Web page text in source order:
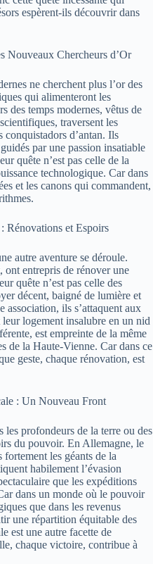
espèrent-ils découvrir dans
Nouveaux Chercheurs d’Or
ne cherchent plus l’or des
qui alimenteront les
des temps modernes, vêtus de
traversent les
conquistadors d’antan. Ils
par une passion insatiable
quête n’est pas celle de la
technologique. Car dans
et les canons qui commandent,
Rénovations et Espoirs
autre aventure se déroule.
ont entrepris de rénover une
quête n’est pas celle des
décent, baigné de lumière et
association, ils s’attaquent aux
logement insalubre en un nid
est empreinte de la même
de la Haute-Vienne. Car dans ce
geste, chaque rénovation, est
: Un Nouveau Front
les profondeurs de la terre ou des
du pouvoir. En Allemagne, le
les géants de la
habilement l’évasion
que les expéditions
dans un monde où le pouvoir
que dans les revenus
une répartition équitable des
est une autre facette de
chaque victoire, contribue à